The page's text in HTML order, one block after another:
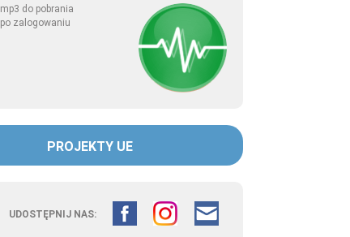
mp3 do pobrania
po zalogowaniu
PROJEKTY UE
UDOSTĘPNIJ NAS: